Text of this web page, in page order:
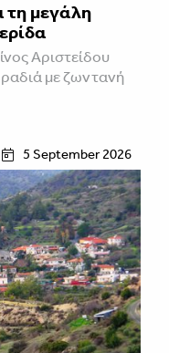
τη μεγάλη
Αριστείδου
με ζωντανή
5 September 2026